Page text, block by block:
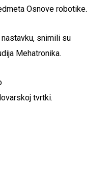
Osnove robotike.
snimili su
Mehatronika.
tvrtki.